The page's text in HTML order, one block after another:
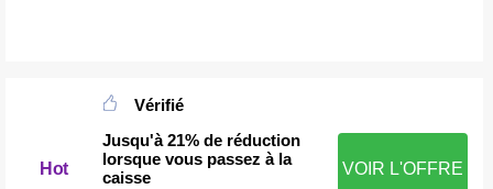
Hot
Vérifié
Jusqu'à 21% de réduction
lorsque vous passez à la
caisse
VOIR L'OFFRE